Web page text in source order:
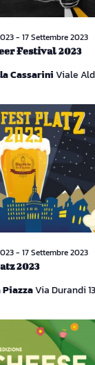
Festival 2023
- 17 Settembre 2023
CassariniViale
2023
- 17 Settembre 2023
Via Durandi